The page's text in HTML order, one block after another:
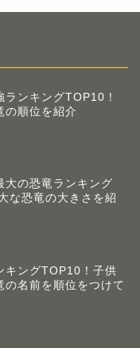
ランキングTOP10！
の順位を紹介
大の恐竜ランキング
な恐竜の大きさを紹
キングTOP10！子供
の名前を順位をつけて